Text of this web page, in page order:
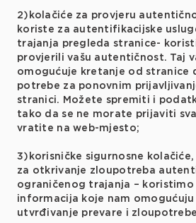
2)kolačiće za provjeru
koriste za autentifikacijske
trajanja pregleda stranice-
provjerili vašu autentičnost. Taj
omogućuje kretanje od stranice
potrebe za ponovnim
stranici. Možete spremiti i
tako da se ne morate prijaviti
vratite na web-mjesto;
3)korisničke sigurnosne
za otkrivanje zloupotreba
ograničenog trajanja – koristimo
informacija koje nam
utvrđivanje prevare i